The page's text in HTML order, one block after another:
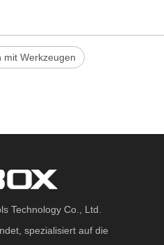
mit Werkzeugen
Technology Co., Ltd.
spezialisiert auf die